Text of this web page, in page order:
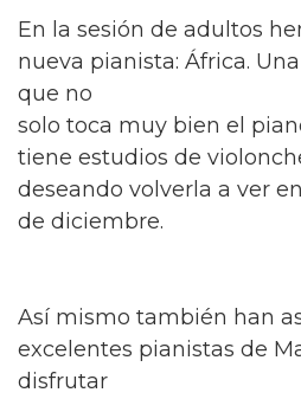
En la sesión de adultos
nueva pianista: África.
que no
solo toca muy bien el
tiene estudios de
deseando volverla a ver
de diciembre.
Así mismo también han
excelentes pianistas de
disfrutar